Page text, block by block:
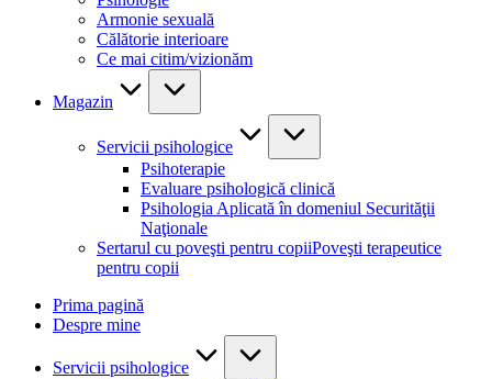
Armonie sexuală
Călătorie interioare
Ce mai citim/vizionăm
Magazin
Servicii psihologice
Psihoterapie
Evaluare psihologică clinică
Psihologia Aplicată în domeniul Securităţii
Naţionale
Sertarul cu poveşti pentru copiiPoveşti terapeutice
pentru copii
Prima pagină
Despre mine
Servicii psihologice